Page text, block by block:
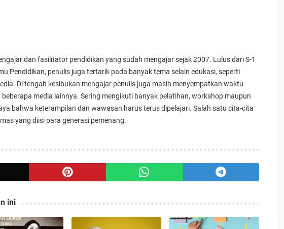
dan fasilitator pendidikan yang sudah mengajar sejak 2007. Lulus dari S-1
Pendidikan, penulis juga tertarik pada banyak tema selain edukasi, seperti
Di tengah kesibukan mengajar penulis juga masih menyempatkan waktu
media lainnya. Sering mengikuti banyak pelatihan, workshop maupun
bahwa keterampilan dan wawasan harus terus dipelajari. Salah satu cita-cita
yang diisi para generasi pemenang.
ini